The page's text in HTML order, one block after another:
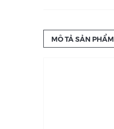
MÔ TẢ SẢN PHẨM